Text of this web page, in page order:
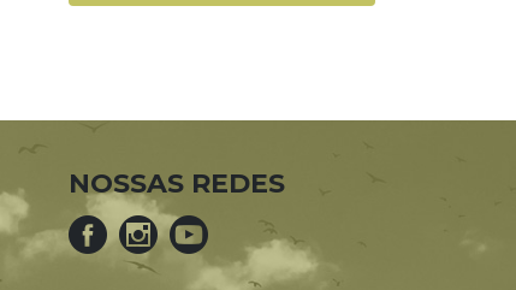
NOSSAS REDES